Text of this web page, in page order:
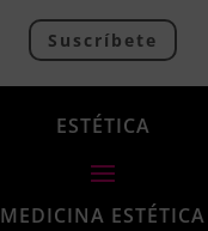
Suscríbete
ESTÉTICA
MEDICINA ESTÉTICA